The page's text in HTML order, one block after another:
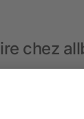
chez